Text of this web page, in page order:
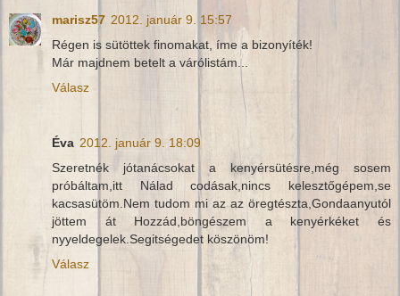
marisz57 2012. január 9. 15:57
Régen is sütöttek finomakat, íme a bizonyíték!
Már majdnem betelt a várólistám...
Válasz
Éva 2012. január 9. 18:09
Szeretnék jótanácsokat a kenyérsütésre,még sosem
próbáltam,itt Nálad codásak,nincs kelesztőgépem,se
kacsasütöm.Nem tudom mi az az öregtészta,Gondaanyutól
jöttem át Hozzád,böngészem a kenyérkéket és
nyyeldegelek.Segitségedet köszönöm!
Válasz